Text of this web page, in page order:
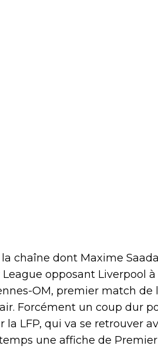
chaîne dont Maxime
opposant Liverpool
OM, premier match de
Forcément un coup dur
LFP, qui va se retrouver
une affiche de